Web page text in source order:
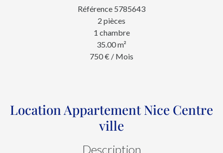
Référence 5785643
2 pièces
1 chambre
35.00m²
750 € / Mois
Location Appartement Nice Centre
ville
Description